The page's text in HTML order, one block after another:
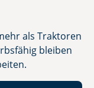
als Traktoren
bleiben